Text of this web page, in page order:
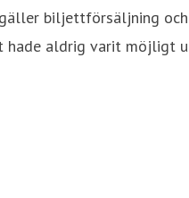
biljettförsäljning
aldrig varit möjligt